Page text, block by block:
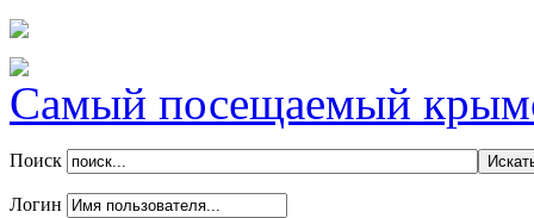
Самый посещаемый
Поиск
Логин